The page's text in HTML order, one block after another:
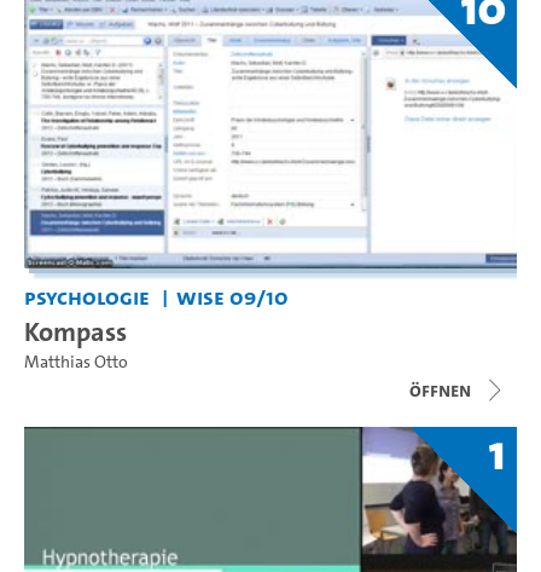
Psychologie WiSe 09/10
Kompass
Matthias Otto
Öffnen
1